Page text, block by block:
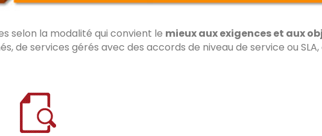
selon la modalité qui convient le mieux aux exigences et aux
de services gérés avec des accords de niveau de service ou